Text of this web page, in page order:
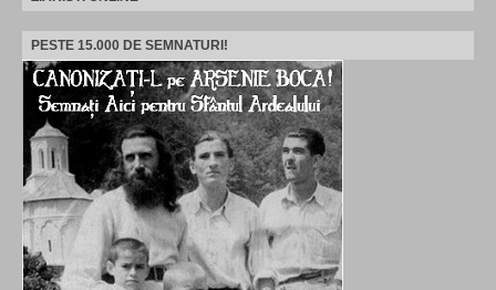
PESTE 15.000 DE SEMNATURI!